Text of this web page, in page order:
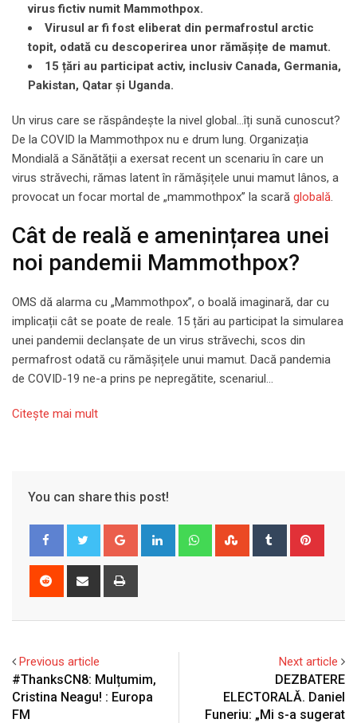
virus fictiv numit Mammothpox.
Virusul ar fi fost eliberat din permafrostul arctic
topit, odată cu descoperirea unor rămășițe de mamut.
15 țări au participat activ, inclusiv Canada, Germania,
Pakistan, Qatar și Uganda.
Un virus care se răspândește la nivel global…îți sună cunoscut?
De la COVID la Mammothpox nu e drum lung. Organizația
Mondială a Sănătății a exersat recent un scenariu în care un
virus străvechi, rămas latent în rămășițele unui mamut lânos, a
provocat un focar mortal de „mammothpox” la scară globală.
Cât de reală e amenințarea unei
noi pandemii Mammothpox?
OMS dă alarma cu „Mammothpox”, o boală imaginară, dar cu
implicații cât se poate de reale. 15 țări au participat la simularea
unei pandemii declanșate de un virus străvechi, scos din
permafrost odată cu rămășițele unui mamut. Dacă pandemia
de COVID-19 ne-a prins pe nepregătite, scenariul…
Citeşte mai mult
You can share this post!
Google+ LinkedIn WhatsappStumbleUpon
Tumblr
Reddit
Share
Previous article
#ThanksCN8: Mulțumim,
Cristina Neagu! : Europa
FM
Next article
DEZBATERE
ELECTORALĂ. Daniel
Funeriu: „Mi s-a sugerat